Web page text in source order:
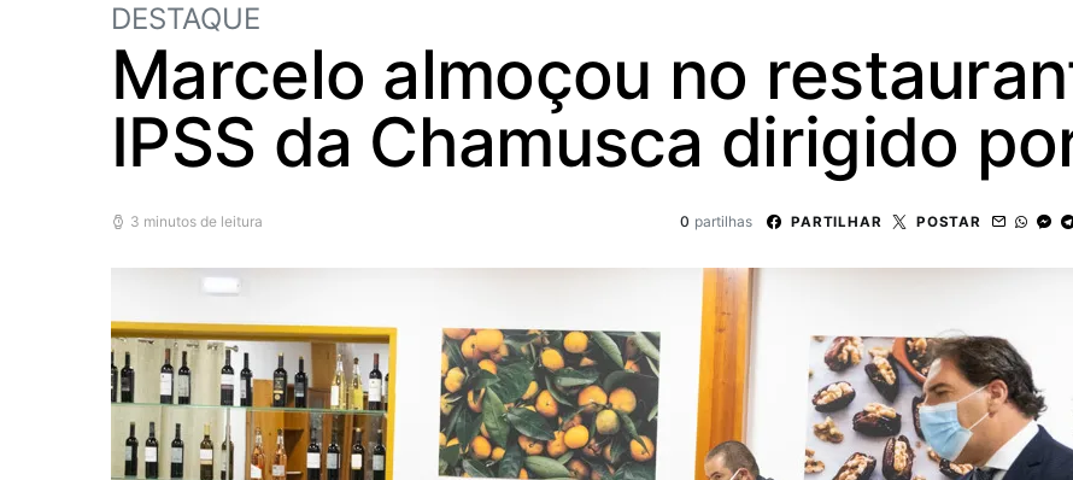
DESTAQUE
Marcelo almoçou no
IPSS da Chamusca dirigido
3 minutos de leitura 0 partilhas PARTILHAR POSTAR